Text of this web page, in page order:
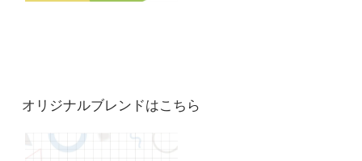
オリジナルブレンドはこちら